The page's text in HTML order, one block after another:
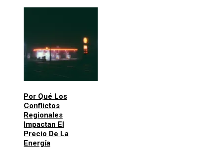
Por Qué Los
Conflictos
Regionales
Impactan El
Precio De La
Energía